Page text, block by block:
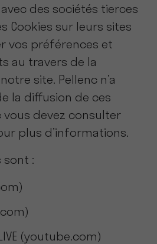
des sociétés tierces
Cookies sur leurs sites
vos préférences et
au travers de la
site. Pellenc n’a
la diffusion de ces
vous devez consulter
plus d’informations.
sont :
(youtube.com)